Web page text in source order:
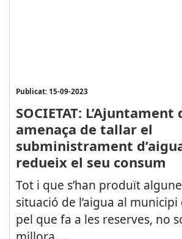
Publicat: 15-09-2023
SOCIETAT:
amenaça de tallar el
subministrament
redueix el seu consum
Tot i que s’han produït
situació de l’aigua al
pel que fa a les reserves, no